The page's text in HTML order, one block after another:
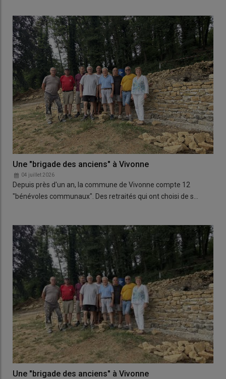
Une "brigade des anciens" à Vivonne
04 juillet 2026
Depuis près d'un an, la commune de Vivonne compte 12
"bénévoles communaux". Des retraités qui ont choisi de s…
Une "brigade des anciens" à Vivonne